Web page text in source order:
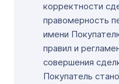
корректности
правомерность
имени
правил и
совершения
Покупатель